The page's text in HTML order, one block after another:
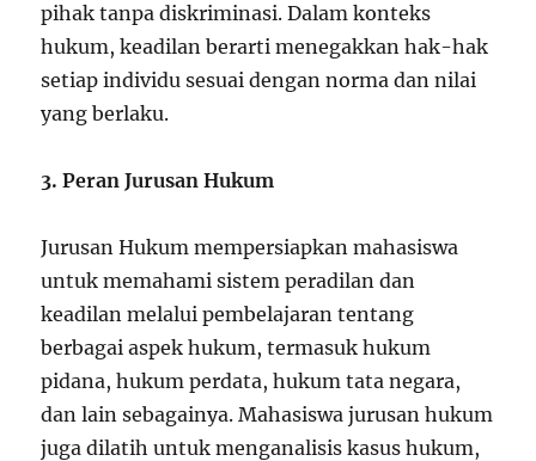
pihak tanpa diskriminasi. Dalam konteks
hukum, keadilan berarti menegakkan hak-hak
setiap individu sesuai dengan norma dan nilai
yang berlaku.
3. Peran Jurusan Hukum
Jurusan Hukum mempersiapkan mahasiswa
untuk memahami sistem peradilan dan
keadilan melalui pembelajaran tentang
berbagai aspek hukum, termasuk hukum
pidana, hukum perdata, hukum tata negara,
dan lain sebagainya. Mahasiswa jurusan hukum
juga dilatih untuk menganalisis kasus hukum,